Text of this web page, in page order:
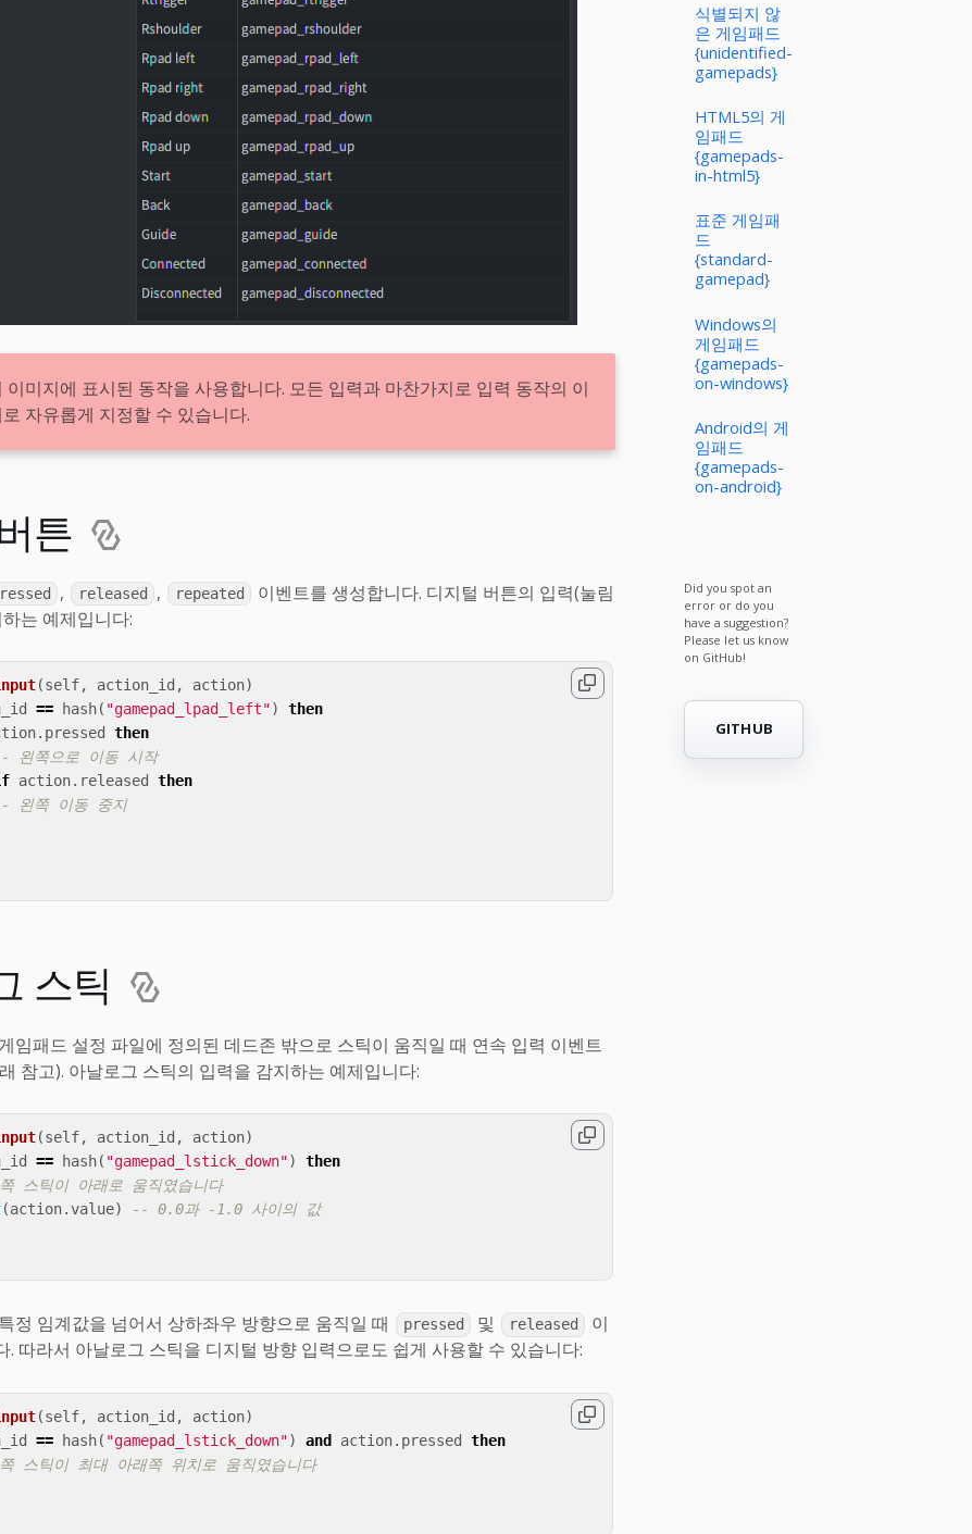
이미지에 표시된 동작을 사용합니다. 모든 입력과 마찬가지로 입력 동작의 이
자유롭게 지정할 수 있습니다.
튼
, released , repeated
이벤트를 생성합니다. 디지털 버튼의 입력(눌림
는 예제입니다:
(self, action_id , action)
== hash( "gamepad_lpad_left")
then
. pressed
then
왼쪽으로 이동 시작
action. released
then
왼쪽 이동 중지
스틱
임패드 설정 파일에 정의된 데드존 밖으로 스틱이 움직일 때 연속 입력 이벤트
참고). 아날로그 스틱의 입력을 감지하는 예제입니다:
(self, action_id , action)
== hash( "gamepad_lstick_down")
then
스틱이 아래로 움직였습니다
(action.value)
-- 0.0과 -1.0 사이의 값
정 임계값을 넘어서 상하좌우 방향으로 움직일 때 pressed 및 released
이
. 따라서 아날로그 스틱을 디지털 방향 입력으로도 쉽게 사용할 수 있습니다:
(self, action_id , action)
== hash( "gamepad_lstick_down") and action. pressed
then
스틱이 최대 아래쪽 위치로 움직였습니다
식별되지 않
은 게임패드
{unidentified-
gamepads}
HTML5의 게
임패드
{gamepads-
in-html5}
표준 게임패
드
{standard-
gamepad}
Windows의
게임패드
{gamepads-
on-windows}
Android의 게
임패드
{gamepads-
on-android}
Did you spot an
error or do you
have a suggestion?
Please let us know
on GitHub!
GITHUB